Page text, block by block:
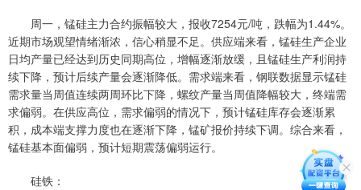
周一，锰硅主力合约振幅较大，报收7254元/吨，跌幅为1.44%。
近期市场观望情绪渐浓，信心稍显不足。供应端来看，锰硅生产企业
日均产量已经达到历史同期高位，增幅逐渐放缓，且锰硅生产利润持
续下降，预计后续产量会逐渐降低。需求端来看，钢联数据显示锰硅
需求量当周值连续两周环比下降，螺纹产量当周值降幅较大，终端需
求偏弱。在供应高位，需求偏弱的情况下，预计锰硅库存会逐渐累
积，成本端支撑力度也在逐渐下降，锰矿报价持续下调。综合来看，
锰硅基本面偏弱，预计短期震荡偏弱运行。
硅铁：